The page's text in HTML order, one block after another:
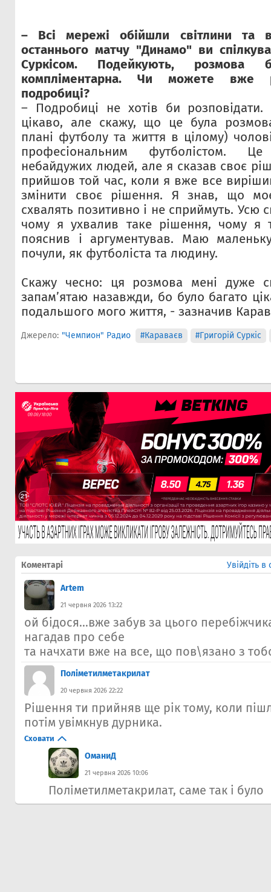
– Всі мережі обійшли світлини та
останнього матчу "Динамо" ви
Суркісом. Подейкують,
компліментарна. Чи можете вже
подробиці?
– Подробиці не хотів би
цікаво, але скажу, що це була
плані футболу та життя в цілому)
професіональним футболістом.
небайдужих людей, але я сказав своє
прийшов той час, коли я вже все
змінити своє рішення. Я знав, що
схвалять позитивно і не сприймуть. Усю
чому я ухвалив таке рішення, чому я
пояснив і аргументував. Маю
почули, як футболіста та людину.
Скажу чесно: ця розмова мені дуже
запам’ятаю назавжди, бо було багато
подальшого мого життя, - зазначив
Джерело: "Чемпион" Радио #Караваєв #Григорій Суркіс
Коментарі Увійдіть в
Artem
21 червня 2026 13:22
ой бідося...вже забув за цього
нагадав про себе
та начхати вже на все, що пов\язано з
Полiметилметакрилат
20 червня 2026 22:22
Рішення ти прийняв ще рік тому, коли
потім увімкнув дурника.
Сховати
ОманиД
21 червня 2026 10:06
Полiметилметакрилат, саме так і було